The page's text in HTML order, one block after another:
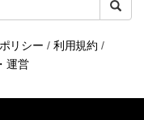
リシー / 利用規約 /
運営